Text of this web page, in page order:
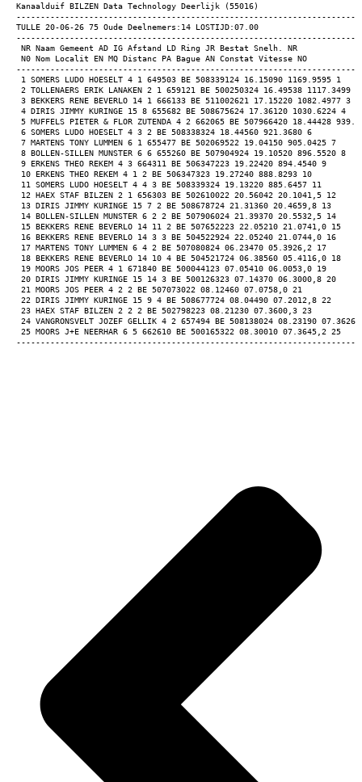
Kanaalduif BILZEN Data Technology Deerlijk (55016)
TULLE 20-06-26 75 Oude Deelnemers:14 LOSTIJD:07.00
NR Naam Gemeent AD IG Afstand LD Ring JR Bestat Snelh. NR
N0 Nom Localit EN MQ Distanc PA Bague AN Constat Vitesse NO
1 SOMERS LUDO HOESELT 4 1 649503 BE 508339124 16.15090 1169.9595 1
2 TOLLENAERS ERIK LANAKEN 2 1 659121 BE 500250324 16.49538 1117.3499
3 BEKKERS RENE BEVERLO 14 1 666133 BE 511002621 17.15220 1082.4977 3
4 DIRIS JIMMY KURINGE 15 8 655682 BE 508675624 17.36120 1030.6224 4
5 MUFFELS PIETER & FLOR ZUTENDA 4 2 662065 BE 507966420 18.44428
6 SOMERS LUDO HOESELT 4 3 2 BE 508338324 18.44560 921.3680 6
7 MARTENS TONY LUMMEN 6 1 655477 BE 502069522 19.04150 905.0425 7
8 BOLLEN-SILLEN MUNSTER 6 6 655260 BE 507904924 19.10520 896.5520 8
9 ERKENS THEO REKEM 4 3 664311 BE 506347223 19.22420 894.4540 9
10 ERKENS THEO REKEM 4 1 2 BE 506347323 19.27240 888.8293 10
11 SOMERS LUDO HOESELT 4 4 3 BE 508339324 19.13220 885.6457 11
12 HAEX STAF BILZEN 2 1 656303 BE 502610022 20.56042 20.1041,5 12
13 DIRIS JIMMY KURINGE 15 7 2 BE 508678724 21.31360 20.4659,8 13
14 BOLLEN-SILLEN MUNSTER 6 2 2 BE 507906024 21.39370 20.5532,5 14
15 BEKKERS RENE BEVERLO 14 11 2 BE 507652223 22.05210 21.0741,0 15
16 BEKKERS RENE BEVERLO 14 3 3 BE 504522924 22.05240 21.0744,0 16
17 MARTENS TONY LUMMEN 6 4 2 BE 507080824 06.23470 05.3926,2 17
18 BEKKERS RENE BEVERLO 14 10 4 BE 504521724 06.38560 05.4116,0 18
19 MOORS JOS PEER 4 1 671840 BE 500044123 07.05410 06.0053,0 19
20 DIRIS JIMMY KURINGE 15 14 3 BE 500126323 07.14370 06.3000,8 20
21 MOORS JOS PEER 4 2 2 BE 507073022 08.12460 07.0758,0 21
22 DIRIS JIMMY KURINGE 15 9 4 BE 508677724 08.04490 07.2012,8 22
23 HAEX STAF BILZEN 2 2 2 BE 502798223 08.21230 07.3600,3 23
24 VANGRONSVELT JOZEF GELLIK 4 2 657494 BE 508138024 08.23190
25 MOORS J+E NEERHAR 6 5 662610 BE 500165322 08.30010 07.3645,2 25